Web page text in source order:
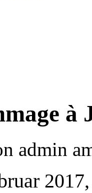
à
admin